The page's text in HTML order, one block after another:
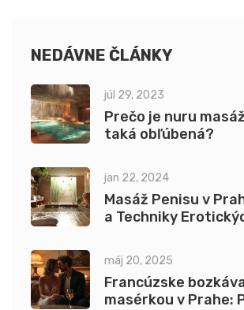
NEDÁVNE ČLÁNKY
júl 29, 2023
Prečo je nuru
taká obľúbená?
jan 22, 2024
Masáž Penisu v
a Techniky
máj 20, 2025
Francúzske
masérkou v Prahe: